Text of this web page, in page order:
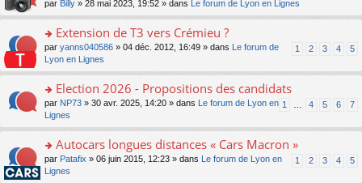
u
s
ré
c
e
n
lu
pl
u
s
ré
c
e
nt
g
e
n
o
n
pl
u
s
ré
c
nt
er
le
m
e
s
g
e
n
o
n
le
o
n
ult
er
le
m
e
s
s
e
n
o
par Billy » 28 mai 2023, 19:52 » dans Le forum de Lyon en Lignes
o
s
er
le
m
e
s
s
a
Extension de T3 vers Crémieu ?
1 2 3 4 5
par yanns040586 » 04 déc. 2012, 16:49 » dans
Le forum de
Lyon en Lignes
o
s
er
le
m
Election 2026 - Propositions des candidats
1 4 5 6 7
par NP73 » 30 avr. 2025, 14:20 » dans
Le forum de Lyon en
Lignes
o
Autocars longues distances « Cars Macron »
1 2 3 4 5
par Patafix » 06 juin 2015, 12:23 » dans
Le forum de Lyon en
Lignes